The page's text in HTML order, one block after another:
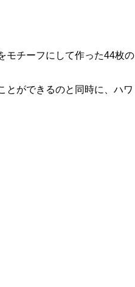
モチーフにして作った44枚の
とができるのと同時に、ハワ